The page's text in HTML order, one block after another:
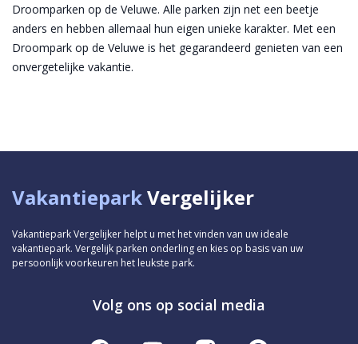
Droomparken op de Veluwe. Alle parken zijn net een beetje
anders en hebben allemaal hun eigen unieke karakter. Met een
Droompark op de Veluwe is het gegarandeerd genieten van een
onvergetelijke vakantie.
VakantieparkVergelijker
Vakantiepark Vergelijker helpt u met het vinden van uw ideale
vakantiepark. Vergelijk parken onderling en kies op basis van uw
persoonlijk voorkeuren het leukste park.
Volg ons op social media